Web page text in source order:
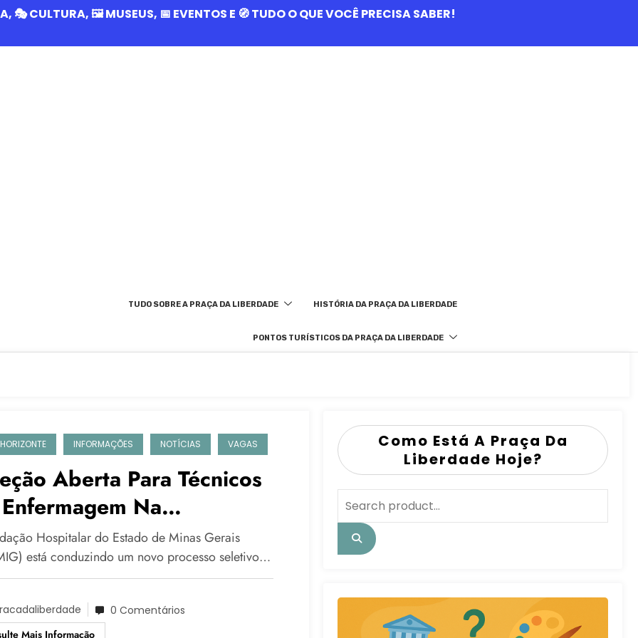
🎭 CULTURA, 🖼️ MUSEUS, 📅 EVENTOS E 🧭 TUDO O QUE VOCÊ PRECISA SABER!
TUDO SOBRE A PRAÇA DA LIBERDADE HISTÓRIA DA PRAÇA DA LIBERDADE
PONTOS TURÍSTICOS DA PRAÇA DA LIBERDADE
INFORMAÇÕES NOTÍCIAS VAGAS
Aberta Para Técnicos
Na
Odete Valadares
Belo Horizonte
Hospitalar do Estado de Minas Gerais
está conduzindo um novo processo seletivo…
0 Comentários
Mais Informação
Como Está A Praça Da
Liberdade Hoje?